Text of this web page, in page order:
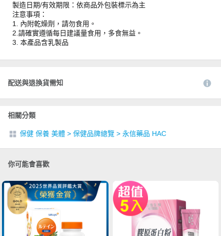
製造日期/有效期限：依商品外包裝標示為主
注意事項：
1. 內附乾燥劑，請勿食用。
2.請確實遵循每日建議量食用，多食無益。
3. 本產品含乳製品
配送與退換貨需知
相關分類
保健 保養 美體 > 保健品牌總覽 > 永信藥品 HAC
你可能會喜歡